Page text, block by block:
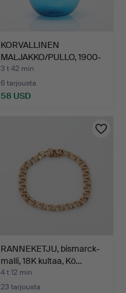
KORVALLINEN
MALJAKKO/PULLO, 1900-
luku.
3 t 42 min
6 tarjousta
58 USD
RANNEKETJU, bismarck-
malli, 18K kultaa, Kö…
4 t 12 min
23 tarjousta